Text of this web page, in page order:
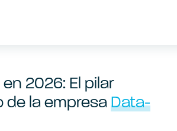
2026: El pilar
de la empresa Data-